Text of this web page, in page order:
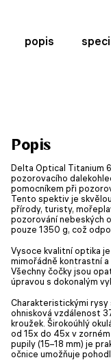
popis
Popis
Delta Optical Titanium
pozorovacího
pomocníkem při
Tento spektiv je
přírody, turisty,
pozorování nebeských
pouze 1350 g, což
Vysoce kvalitní optika
mimořádně kontrastní
Všechny čočky jsou
úpravou s dokonalým
Charakteristickými rysy
ohnisková vzdálenost
kroužek. Širokoúhlý
od 15x do 45x v
pupily (15–18 mm) je
očnice umožňuje